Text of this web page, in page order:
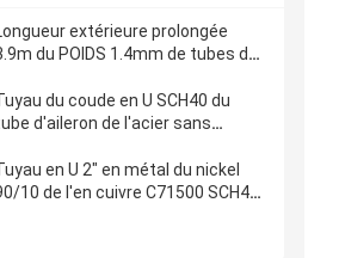
extérieure prolongée
du POIDS 1.4mm de tubes de
thermique élevée
du coude en U SCH40 du
d'aileron de l'acier sans
2 » laminé à chaud
en U 2" en métal du nickel
10 de l'en cuivre C71500 SCH40